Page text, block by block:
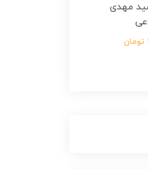
مهدی